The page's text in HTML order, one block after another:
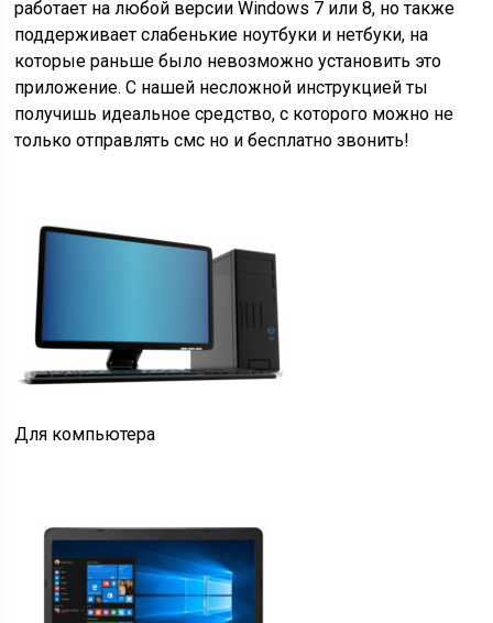
работает на любой версии Windows 7 или 8, но также
поддерживает слабенькие ноутбуки и нетбуки, на
которые раньше было невозможно установить это
приложение. С нашей несложной инструкцией ты
получишь идеальное средство, с которого можно не
только отправлять смс но и бесплатно звонить!
Для компьютера